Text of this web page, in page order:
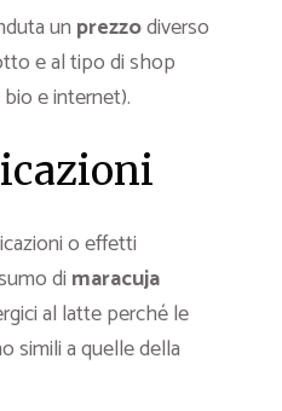
un prezzodiverso
e al tipo di shop
e internet).
o effetti
di maracuja
al latte perché le
simili a quelle della